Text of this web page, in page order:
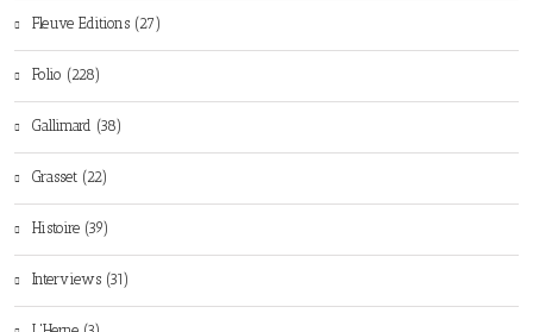
Fleuve Editions (27)
Folio (228)
Gallimard (38)
Grasset (22)
Histoire (39)
Interviews (31)